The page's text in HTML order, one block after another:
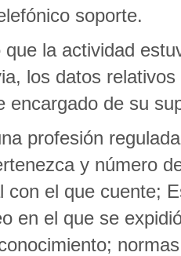
soporte.
la actividad
los datos
encargado de su
profesión
y número
con el que cuente;
en el que se